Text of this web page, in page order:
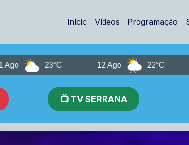
Início Vídeos Programação
23°C 12 Ago 22°C
📺 TV SERRANA